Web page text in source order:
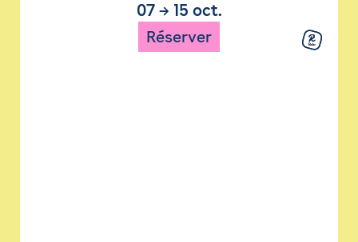
07→ 15 oct.
Réserver